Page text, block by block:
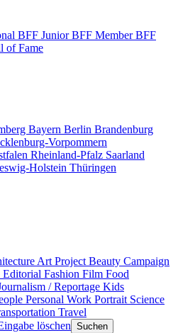
BFF JuniorBFF MemberBFF
of Fame
Bayern Berlin Brandenburg
Vorpommern
Rheinland-Pfalz Saarland
Holstein Thüringen
Art Project Beauty Campaign
Editorial Fashion Film Food
/ Reportage Kids
Personal Work Portrait Science
Travel
löschen